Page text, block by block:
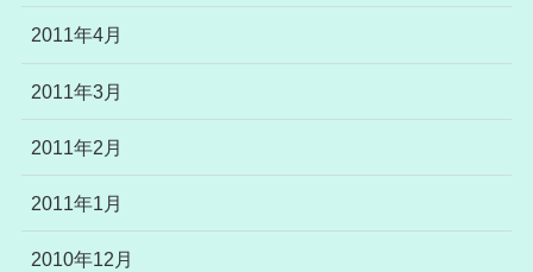
2011年4月
2011年3月
2011年2月
2011年1月
2010年12月